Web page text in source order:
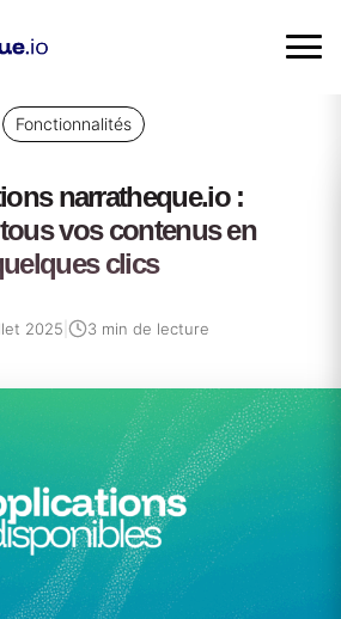
Fonctionnalités
narratheque.io :
vos contenus en
clics
2025 3 min de lecture